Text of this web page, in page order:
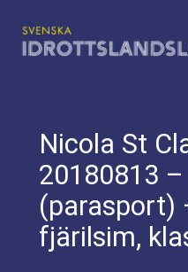
till
Nicola St
20180813
(parasport)
fjärilsim,